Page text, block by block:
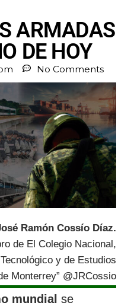
ARMADAS
DE HOY
No Comments
Ramón Cossío Díaz.
de El Colegio Nacional,
y de Estudios
Monterrey” @JRCossio
mundial se